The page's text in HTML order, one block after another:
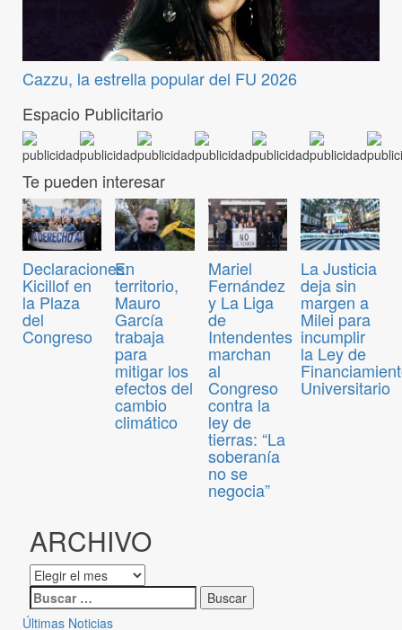
Cazzu, la estrella popular del FU 2026
Espacio Publicitario
Te pueden interesar
Declaraciones:
Kicillof en
la Plaza
del
Congreso
En
territorio,
Mauro
García
trabaja
para
mitigar los
efectos del
cambio
climático
Mariel
Fernández
y La Liga
de
Intendentes
marchan
al
Congreso
contra la
ley de
tierras: “La
soberanía
no se
negocia”
La Justicia
deja sin
margen a
Milei para
incumplir
la Ley de
Universitario
ARCHIVO
Últimas Noticias